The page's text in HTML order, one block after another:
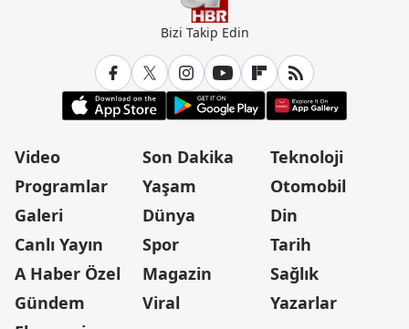
Bizi Takip Edin
Video
Programlar
Galeri
Canlı Yayın
A Haber Özel
Gündem
Son Dakika
Yaşam
Dünya
Spor
Magazin
Viral
Teknoloji
Otomobil
Din
Tarih
Sağlık
Yazarlar